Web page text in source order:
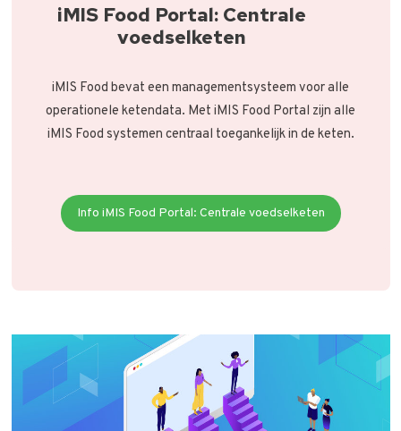
iMIS Food Portal: Centrale
voedselketen
iMIS Food bevat een managementsysteem voor alle
operationele ketendata. Met iMIS Food Portal zijn alle
iMIS Food systemen centraal toegankelijk in de keten.
Info iMIS Food Portal: Centrale voedselketen